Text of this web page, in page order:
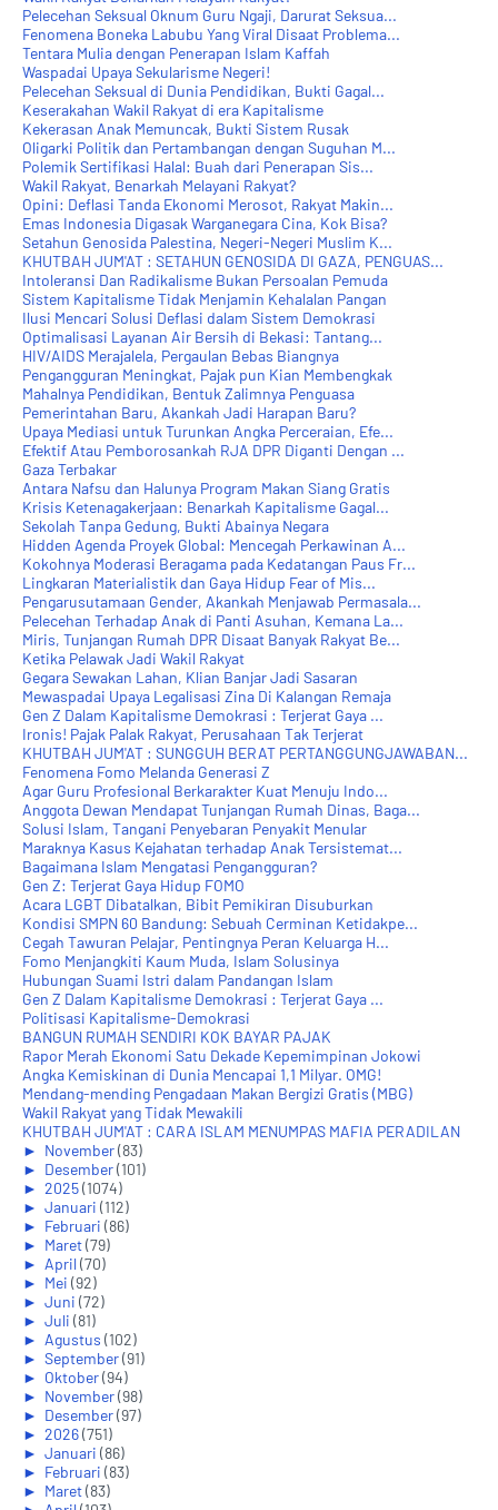
Pelecehan Seksual Oknum Guru Ngaji, Darurat Seksua...
Fenomena Boneka Labubu Yang Viral Disaat Problema...
Tentara Mulia dengan Penerapan Islam Kaffah
Waspadai Upaya Sekularisme Negeri!
Pelecehan Seksual di Dunia Pendidikan, Bukti Gagal...
Keserakahan Wakil Rakyat di era Kapitalisme
Kekerasan Anak Memuncak, Bukti Sistem Rusak
Oligarki Politik dan Pertambangan dengan Suguhan M...
Polemik Sertifikasi Halal: Buah dari Penerapan Sis...
Wakil Rakyat, Benarkah Melayani Rakyat?
Opini: Deflasi Tanda Ekonomi Merosot, Rakyat Makin...
Emas Indonesia Digasak Warganegara Cina, Kok Bisa?
Setahun Genosida Palestina, Negeri-Negeri Muslim K...
KHUTBAH JUM'AT : SETAHUN GENOSIDA DI GAZA, PENGUAS...
Intoleransi Dan Radikalisme Bukan Persoalan Pemuda
Sistem Kapitalisme Tidak Menjamin Kehalalan Pangan
Ilusi Mencari Solusi Deflasi dalam Sistem Demokrasi
Optimalisasi Layanan Air Bersih di Bekasi: Tantang...
HIV/AIDS Merajalela, Pergaulan Bebas Biangnya
Pengangguran Meningkat, Pajak pun Kian Membengkak
Mahalnya Pendidikan, Bentuk Zalimnya Penguasa
Pemerintahan Baru, Akankah Jadi Harapan Baru?
Upaya Mediasi untuk Turunkan Angka Perceraian, Efe...
Efektif Atau Pemborosankah RJA DPR Diganti Dengan ...
Gaza Terbakar
Antara Nafsu dan Halunya Program Makan Siang Gratis
Krisis Ketenagakerjaan: Benarkah Kapitalisme Gagal...
Sekolah Tanpa Gedung, Bukti Abainya Negara
Hidden Agenda Proyek Global: Mencegah Perkawinan A...
Kokohnya Moderasi Beragama pada Kedatangan Paus Fr...
Lingkaran Materialistik dan Gaya Hidup Fear of Mis...
Pengarusutamaan Gender, Akankah Menjawab Permasala...
Pelecehan Terhadap Anak di Panti Asuhan, Kemana La...
Miris, Tunjangan Rumah DPR Disaat Banyak Rakyat Be...
Ketika Pelawak Jadi Wakil Rakyat
Gegara Sewakan Lahan, Klian Banjar Jadi Sasaran
Mewaspadai Upaya Legalisasi Zina Di Kalangan Remaja
Gen Z Dalam Kapitalisme Demokrasi : Terjerat Gaya ...
Ironis! Pajak Palak Rakyat, Perusahaan Tak Terjerat
KHUTBAH JUM'AT : SUNGGUH BERAT PERTANGGUNGJAWABAN...
Fenomena Fomo Melanda Generasi Z
Agar Guru Profesional Berkarakter Kuat Menuju Indo...
Anggota Dewan Mendapat Tunjangan Rumah Dinas, Baga...
Solusi Islam, Tangani Penyebaran Penyakit Menular
Maraknya Kasus Kejahatan terhadap Anak Tersistemat...
Bagaimana Islam Mengatasi Pengangguran?
Gen Z: Terjerat Gaya Hidup FOMO
Acara LGBT Dibatalkan, Bibit Pemikiran Disuburkan
Kondisi SMPN 60 Bandung: Sebuah Cerminan Ketidakpe...
Cegah Tawuran Pelajar, Pentingnya Peran Keluarga H...
Fomo Menjangkiti Kaum Muda, Islam Solusinya
Hubungan Suami Istri dalam Pandangan Islam
Gen Z Dalam Kapitalisme Demokrasi : Terjerat Gaya ...
Politisasi Kapitalisme-Demokrasi
BANGUN RUMAH SENDIRI KOK BAYAR PAJAK
Rapor Merah Ekonomi Satu Dekade Kepemimpinan Jokowi
Angka Kemiskinan di Dunia Mencapai 1,1 Milyar. OMG!
Mendang-mending Pengadaan Makan Bergizi Gratis (MBG)
Wakil Rakyat yang Tidak Mewakili
KHUTBAH JUM'AT : CARA ISLAM MENUMPAS MAFIA PERADILAN
► November(83)
► Desember(101)
► 2025(1074)
► Januari (112)
► Februari (86)
► Maret(79)
► April(70)
► Mei (92)
► Juni (72)
► Juli (81)
► Agustus (102)
► September(91)
► Oktober(94)
► November(98)
► Desember(97)
► 2026(751)
► Januari (86)
► Februari (83)
► Maret(83)